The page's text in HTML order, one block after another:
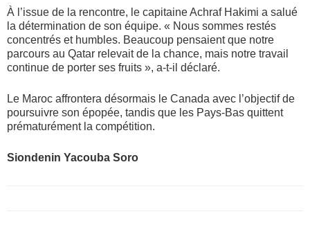
À l’issue de la rencontre, le capitaine Achraf Hakimi a salué
la détermination de son équipe. « Nous sommes restés
concentrés et humbles. Beaucoup pensaient que notre
parcours au Qatar relevait de la chance, mais notre travail
continue de porter ses fruits », a-t-il déclaré.
Le Maroc affrontera désormais le Canada avec l’objectif de
poursuivre son épopée, tandis que les Pays-Bas quittent
prématurément la compétition.
Siondenin Yacouba Soro